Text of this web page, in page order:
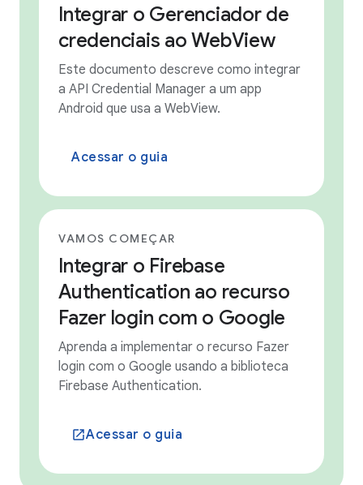
Integrar o Gerenciador de
credenciais ao WebView
Este documento descreve como integrar
a API Credential Manager a um app
Android que usa a WebView.
Acessar o guia
VAMOS COMEÇAR
Integrar o Firebase
Authentication ao recurso
Fazer login com o Google
Aprenda a implementar o recurso Fazer
login com o Google usando a biblioteca
Firebase Authentication.
launchAcessar o guia